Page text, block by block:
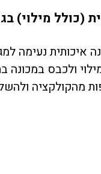
מילוי) בגודל 35/
ולכבס במכונה
מהקולקציה